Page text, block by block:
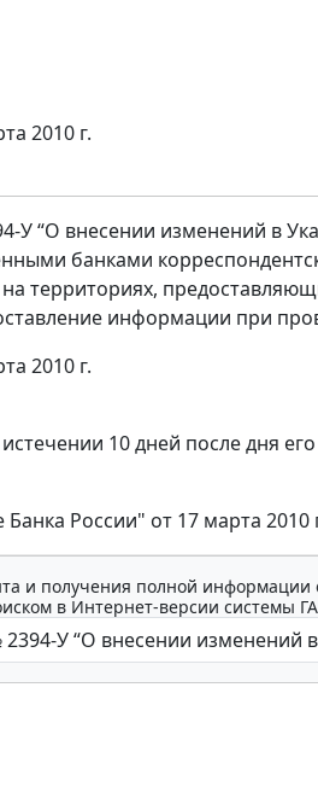
2010 г.
У “О внесении изменений в
банками
территориях,
информации при
2010 г.
10 дней после дня
Банка России" от 17 марта 2010
и получения полной
в Интернет-версии системы